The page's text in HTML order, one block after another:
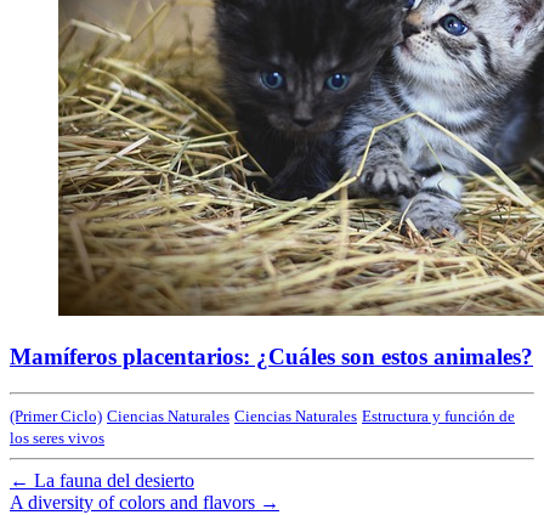
Mamíferos placentarios: ¿Cuáles son estos animales?
(Primer Ciclo) Ciencias Naturales Ciencias Naturales Estructura y función de
los seres vivos
← La fauna del desierto
A diversity of colors and flavors →